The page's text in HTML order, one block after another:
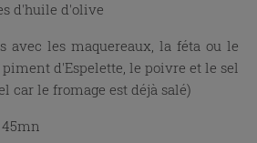
d'huile d'olive
avec les maquereaux, la féta ou le
d'Espelette, le poivre et le sel
car le fromage est déjà salé)